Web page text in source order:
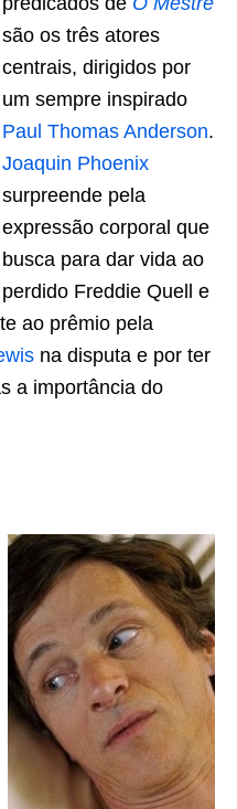
são os três atores
centrais, dirigidos por
um sempre inspirado
Paul Thomas Anderson.
Joaquin Phoenix
surpreende pela
expressão corporal que
busca para dar vida ao
perdido Freddie Quell e
ao prêmio pela
na disputa e por ter
a importância do